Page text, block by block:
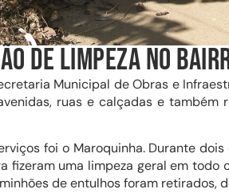
DE LIMPEZA NO
Municipal de Obras e
ruas e calçadas e também
foi o Maroquinha. Durante dois
fizeram uma limpeza geral em todo
de entulhos foram retirados,